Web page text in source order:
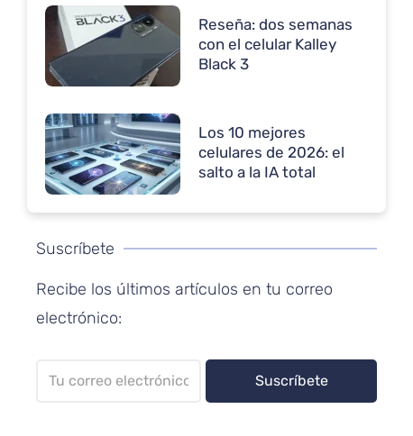
Reseña: dos semanas
con el celular Kalley
Black 3
Los 10 mejores
celulares de 2026: el
salto a la IA total
Suscríbete
Recibe los últimos artículos en tu correo
electrónico: